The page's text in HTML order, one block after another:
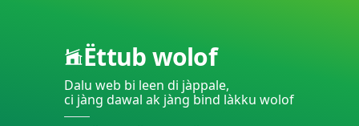
Ëttub wolof
Dalu web bi leen di jàppale,
ci jàng dawal ak jàng bind làkku wolof